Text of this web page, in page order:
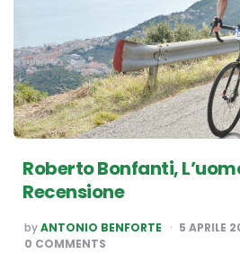
Roberto Bonfanti,
Recensione
POSTED
BY
byANTONIO BENFORTE 5 APRILE
0 COMMENTS